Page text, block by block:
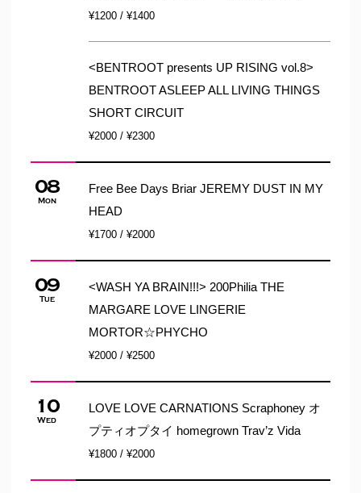
¥1200 / ¥1400
<BENTROOT presents UP RISING vol.8>
BENTROOT ASLEEP ALL LIVING THINGS
SHORT CIRCUIT
¥2000 / ¥2300
08
Mon
Free Bee Days Briar JEREMY DUST IN MY
HEAD
¥1700 / ¥2000
09
Tue
<WASH YA BRAIN!!!> 200Philia THE
MARGARE LOVE LINGERIE
MORTOR☆PHYCHO
¥2000 / ¥2500
10
Wed
LOVE LOVE CARNATIONS Scraphoney オ
プティオプタイ homegrown Trav’z Vida
¥1800 / ¥2000